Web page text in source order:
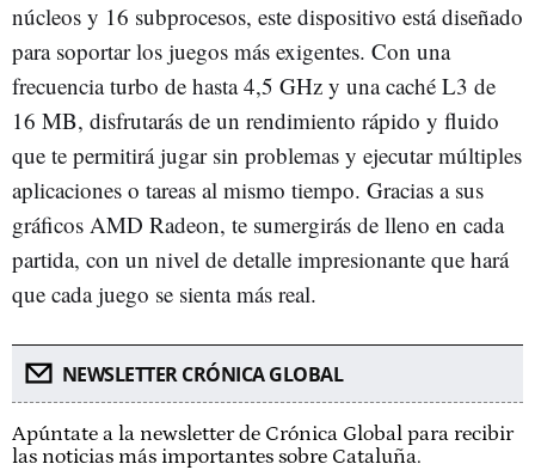
núcleos y 16 subprocesos, este dispositivo está diseñado
para soportar los juegos más exigentes. Con una
frecuencia turbo de hasta 4,5 GHz y una caché L3 de
16 MB, disfrutarás de un rendimiento rápido y fluido
que te permitirá jugar sin problemas y ejecutar múltiples
aplicaciones o tareas al mismo tiempo. Gracias a sus
gráficos AMD Radeon, te sumergirás de lleno en cada
partida, con un nivel de detalle impresionante que hará
que cada juego se sienta más real.
NEWSLETTER CRÓNICA GLOBAL
Apúntate a la newsletter de Crónica Global para recibir
las noticias más importantes sobre Cataluña.